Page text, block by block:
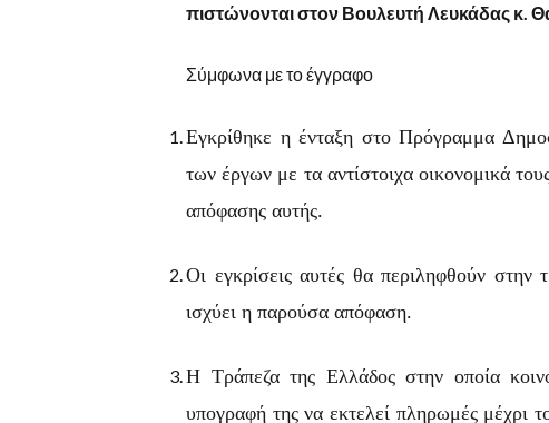
πιστώνονται στον Βουλευτή Λευκάδας κ.
Σύμφωνα με το έγγραφο
Εγκρίθηκε η ένταξη στο Πρόγραμμα
των έργων με τα αντίστοιχα οικονομικά
απόφασης αυτής.
Οι εγκρίσεις αυτές θα περιληφθούν
ισχύει η παρούσα απόφαση.
Η Τράπεζα της Ελλάδος στην οποία
υπογραφή της να εκτελεί πληρωμές μέχρι